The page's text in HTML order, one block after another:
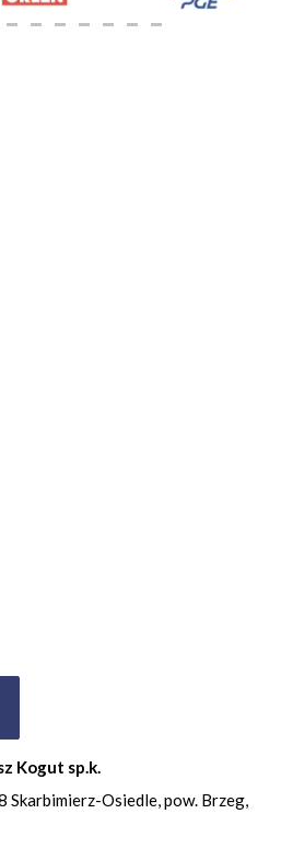
Kogut sp.k.
Skarbimierz-Osiedle, pow. Brzeg,